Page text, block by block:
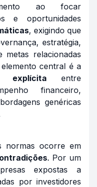
ao focar
e oportunidades
, exigindo que
estratégia,
relacionadas
central é a
explícita entre
financeiro,
genéricas
normas ocorre em
. Por um
expostas a
por investidores